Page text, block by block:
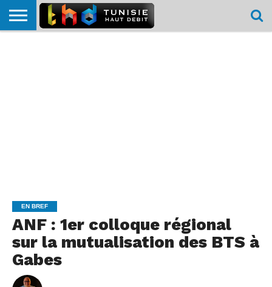
EN BREF
ANF : 1er colloque régional
sur la mutualisation des BTS à
Gabes